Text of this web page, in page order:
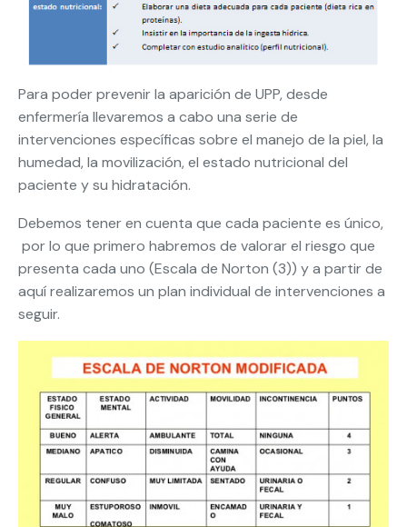
Para poder prevenir la aparición de UPP, desde
enfermería llevaremos a cabo una serie de
intervenciones específicas sobre el manejo de la piel, la
humedad, la movilización, el estado nutricional del
paciente y su hidratación.
Debemos tener en cuenta que cada paciente es único,
por lo que primero habremos de valorar el riesgo que
presenta cada uno (Escala de Norton (3)) y a partir de
aquí realizaremos un plan individual de intervenciones a
seguir.